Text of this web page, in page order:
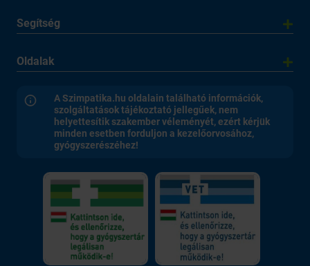
Segítség
Oldalak
A Szimpatika.hu oldalain található információk,
szolgáltatások tájékoztató jellegűek, nem
helyettesítik szakember véleményét, ezért kérjük
minden esetben forduljon a kezelőorvosához,
gyógyszerészéhez!